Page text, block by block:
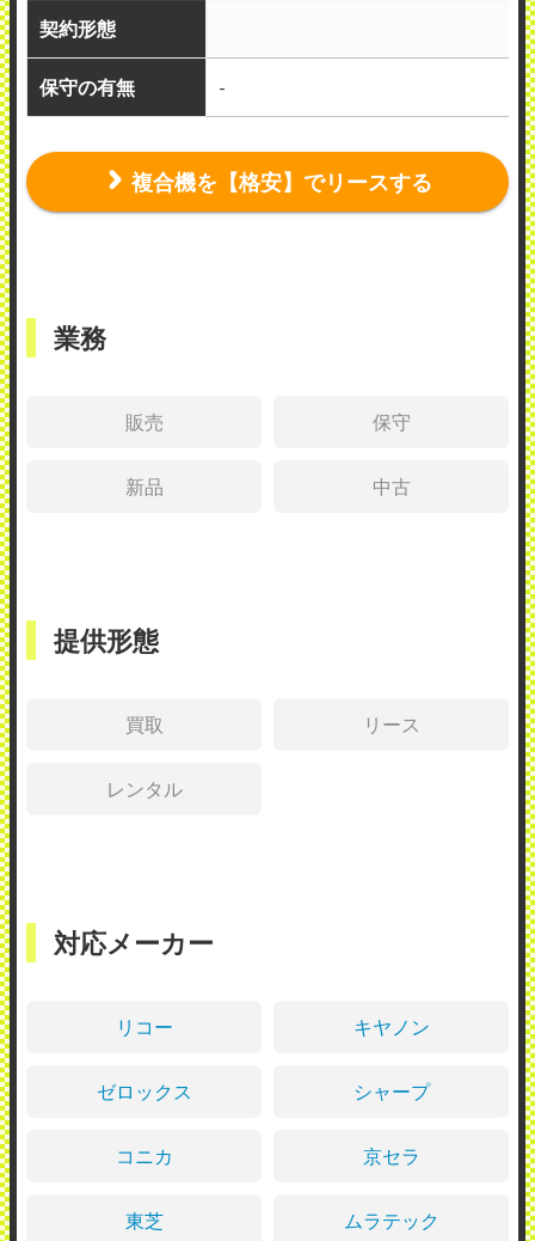
契約形態
保守の有無 -
複合機を【格安】でリースする
業務
販売 保守
新品 中古
提供形態
買取 リース
レンタル
対応メーカー
リコー キヤノン
ゼロックス シャープ
コニカ 京セラ
東芝 ムラテック